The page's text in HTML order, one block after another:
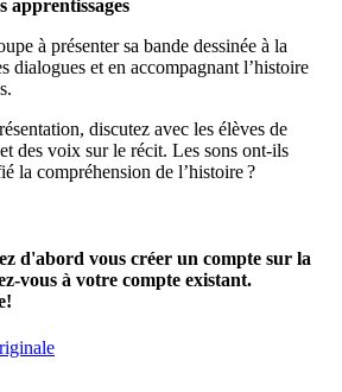
apprentissages
à présenter sa bande dessinée à la
dialogues et en accompagnant l’histoire
discutez avec les élèves de
des voix sur le récit. Les sons ont-ils
la compréhension de l’histoire?
d'abord vous créer un compte sur la
vous à votre compte existant.